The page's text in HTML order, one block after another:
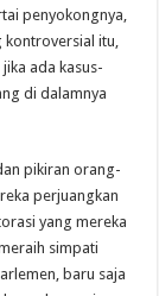
penyokongnya,
kontroversial itu,
ada kasus-
di dalamnya
pikiran orang-
perjuangkan
yang mereka
simpati
baru saja